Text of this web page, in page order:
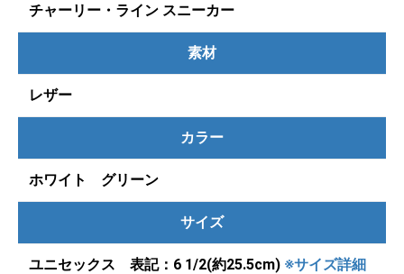
チャーリー・ライン スニーカー
素材
レザー
カラー
ホワイト グリーン
サイズ
ユニセックス 表記：6 1/2(約25.5cm) ※サイズ詳細